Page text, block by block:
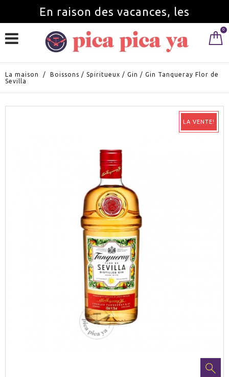
En raison des vacances, les
commandes seront servies à partir du 0
La maison / Boissons / Spiritueux / Gin / Gin Tanqueray Flor de
Sevilla
LA VENTE!